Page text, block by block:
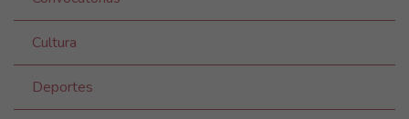
Cultura
Deportes